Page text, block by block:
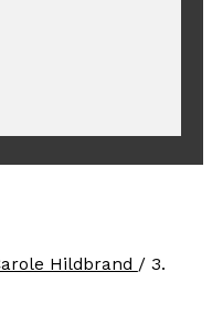
Hildbrand / 3.